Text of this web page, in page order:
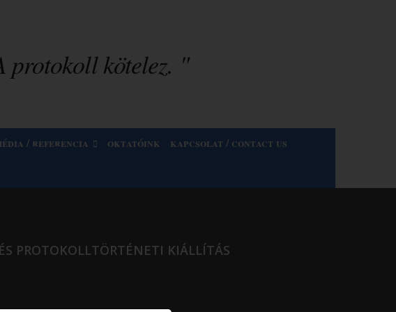
protokoll kötelez. "
/ referencia oktatóink
kapcsolat / contact us
PROTOKOLLTÖRTÉNETI KIÁLLÍTÁS